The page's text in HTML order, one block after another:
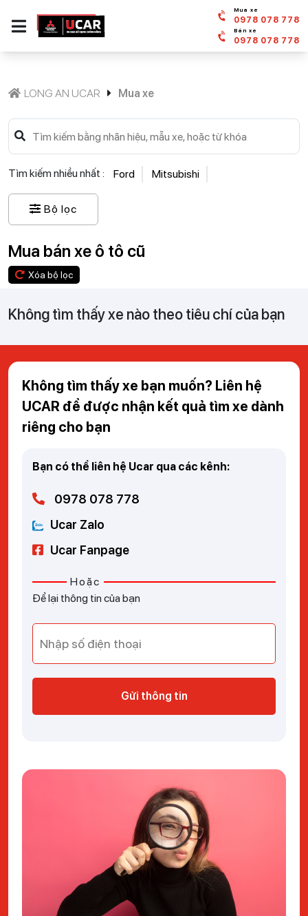
Mua xe
0978 078 778
Bán xe
0978 078 778
LONG AN UCAR Mua xe
Tìm kiếm nhiều nhất : Ford Mitsubishi
Bộ lọc
Mua bán xe ô tô cũ
Xóa bộ lọc
Không tìm thấy xe nào theo tiêu chí của bạn
Không tìm thấy xe bạn muốn? Liên hệ
UCAR để được nhận kết quả tìm xe dành
riêng cho bạn
Bạn có thể liên hệ Ucar qua các kênh:
0978 078 778
Ucar Zalo
Ucar Fanpage
Hoặc
Để lại thông tin của bạn
Gửi thông tin